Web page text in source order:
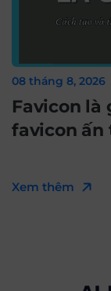
08 tháng 8, 2026
Favicon là
favicon ấn
Xem thêm